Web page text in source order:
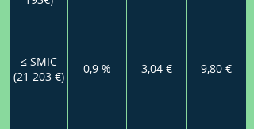
≤ SMIC
(21 203 €)
0,9 % 3,04 € 9,80 €